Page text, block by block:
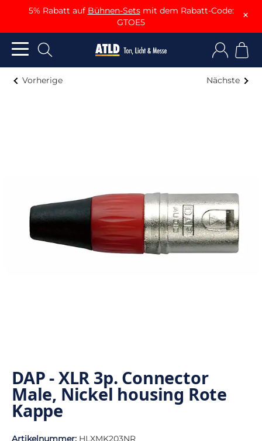
5% Rabatt auf Bühnen-Setsmit dem Rabatt-Code:
GTOE5
×
Vorherige Nächste
DAP - XLR 3p. Connector
Male, Nickel housing Rote
Kappe
Artikelnummer: HLXMK203NR